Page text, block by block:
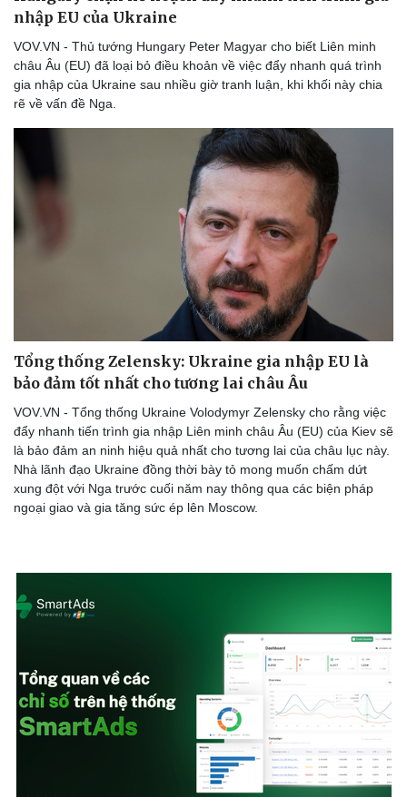
Doanh nghiệp
Thông tin doanh nghiệp
Doanh nghiệp 24h
Doanh nhân
Công nghệ
Tin Công nghệ
Trải nghiệm
Chuyển đổi số
nhập EU của Ukraine
VOV.VN - Thủ tướng Hungary Peter Magyar cho biết Liên minh
châu Âu (EU) đã loại bỏ điều khoản về việc đẩy nhanh quá trình
gia nhập của Ukraine sau nhiều giờ tranh luận, khi khối này chia
rẽ về vấn đề Nga.
Tổng thống Zelensky: Ukraine gia nhập EU là
bảo đảm tốt nhất cho tương lai châu Âu
VOV.VN - Tổng thống Ukraine Volodymyr Zelensky cho rằng việc
đẩy nhanh tiến trình gia nhập Liên minh châu Âu (EU) của Kiev sẽ
là bảo đảm an ninh hiệu quả nhất cho tương lai của châu lục này.
Nhà lãnh đạo Ukraine đồng thời bày tỏ mong muốn chấm dứt
xung đột với Nga trước cuối năm nay thông qua các biện pháp
ngoại giao và gia tăng sức ép lên Moscow.